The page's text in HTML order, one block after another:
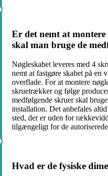
Er det nemt at
skal man bruge de
Nøgleskabet leveres med 4
nemt at fastgøre skabet på en
overflade. For at montere
skruetrækker og følge
medfølgende skruer skal
installation. Det anbefales
sted, der er uden for
tilgængeligt for de
Hvad er de fysiske